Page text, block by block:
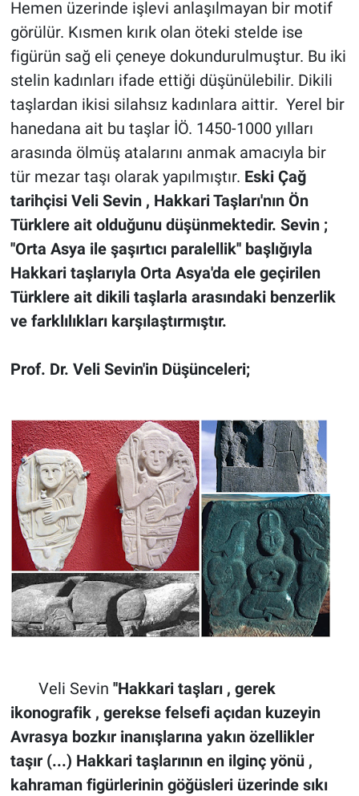
Hemen üzerinde işlevi anlaşılmayan bir motif
görülür. Kısmen kırık olan öteki stelde ise
figürün sağ eli çeneye dokundurulmuştur. Bu iki
stelin kadınları ifade ettiği düşünülebilir. Dikili
taşlardan ikisi silahsız kadınlara aittir. Yerel bir
hanedana ait bu taşlar İÖ. 1450-1000 yılları
arasında ölmüş atalarını anmak amacıyla bir
tür mezar taşı olarak yapılmıştır. Eski Çağ
tarihçisi Veli Sevin , Hakkari Taşları'nın Ön
Türklere ait olduğunu düşünmektedir. Sevin ;
''Orta Asya ile şaşırtıcı paralellik'' başlığıyla
Hakkari taşlarıyla Orta Asya'da ele geçirilen
Türklere ait dikili taşlarla arasındaki benzerlik
ve farklılıkları karşılaştırmıştır.
Prof. Dr. Veli Sevin'in Düşünceleri;
Veli Sevin ''Hakkari taşları , gerek
ikonografik , gerekse felsefi açıdan kuzeyin
Avrasya bozkır inanışlarına yakın özellikler
taşır (...) Hakkari taşlarının en ilginç yönü ,
kahraman figürlerinin göğüsleri üzerinde sıkı